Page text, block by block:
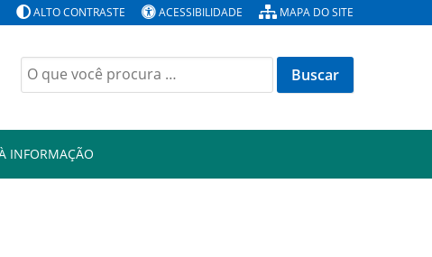
ALTO CONTRASTE ACESSIBILIDADE MAPA DO SITE
Buscar
por:
INFORMAÇÃO